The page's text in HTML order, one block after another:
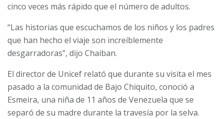
cinco veces más rápido que el número de adultos.
“Las historias que escuchamos de los niños y los padres
que han hecho el viaje son increíblemente
desgarradoras”, dijo Chaiban.
El director de Unicef relató que durante su visita el mes
pasado a la comunidad de Bajo Chiquito, conoció a
Esmeira, una niña de 11 años de Venezuela que se
separó de su madre durante la travesía por la selva.